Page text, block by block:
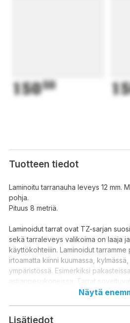
15050
Tuotteen tiedot
Laminoitu tarranauha leveys 12 mm.
pohja.
Pituus 8 metriä.
Laminoidut tarrat ovat TZ-sarjan
sekä tarraleveys valikoima on laaja
käyttökohteiiin. Laminoidut tarramme
irtoamatta kiinni kuumassa,
ympäristössä. Esimerkiksi
astianpesukoneissa. Tarrat
Näytä
Lisätiedot